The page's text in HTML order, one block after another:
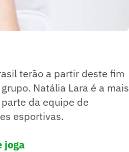
terão a partir deste fim
Natália Lara é a mais
da equipe de
esportivas.
joga